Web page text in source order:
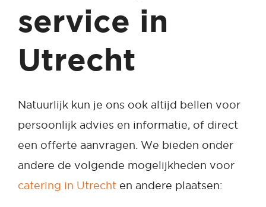
service in
Utrecht
Natuurlijk kun je ons ook altijd bellen voor
persoonlijk advies en informatie, of direct
een offerte aanvragen. We bieden onder
andere de volgende mogelijkheden voor
catering in Utrechten andere plaatsen: